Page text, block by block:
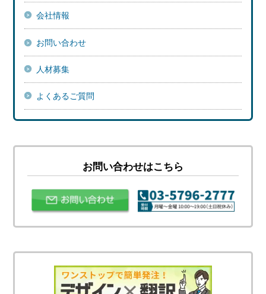
会社情報
お問い合わせ
人材募集
よくあるご質問
お問い合わせはこちら